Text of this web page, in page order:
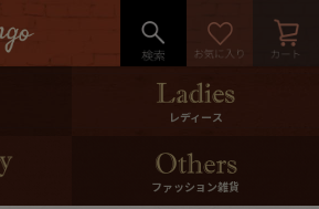
500pt＆10％Offクーポンプレゼン
10％0ffクーポンプレゼント
レディース
ファッション雑貨